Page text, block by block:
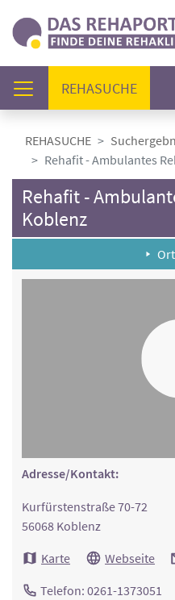
REHASUCHE
REHASUCHE
Rehafit - Ambulantes
Rehafit -
Koblenz
Adresse/Kontakt:
Kurfürstenstraße 70-72
56068 Koblenz
Karte
Webseite
Telefon: 0261-1373051